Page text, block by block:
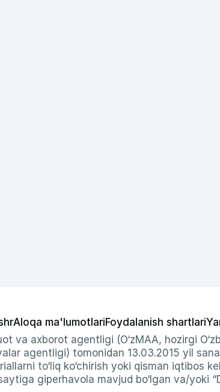
Aloqa ma'lumotlariFoydalanish shartlari
va axborot agentligi (O‘zMAA, hozirgi
agentligi) tomonidan 13.03.2015 yil
to‘liq ko‘chirish yoki qisman iqtibos
giperhavola mavjud bo‘lgan va/yoki